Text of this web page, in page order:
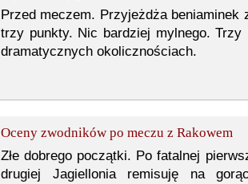
Przed meczem. Przyjeżdża beniaminek
trzy punkty. Nic bardziej mylnego.
dramatycznych okolicznościach.
Oceny zwodników po meczu z Rakowem
Złe dobrego początki. Po fatalnej
drugiej Jagiellonia remisuję na